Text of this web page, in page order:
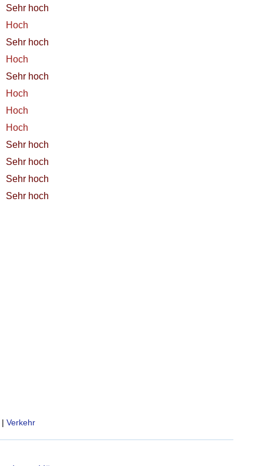
Sehr hoch
Hoch
Sehr hoch
Hoch
Sehr hoch
Hoch
Hoch
Hoch
Sehr hoch
Sehr hoch
Sehr hoch
Sehr hoch
| Verkehr